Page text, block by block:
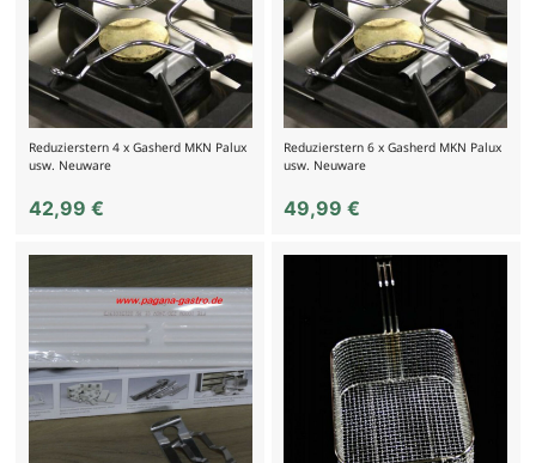
Reduzierstern 4 x Gasherd MKN Palux
usw. Neuware
42,99 €
Reduzierstern 6 x Gasherd MKN Palux
usw. Neuware
49,99€